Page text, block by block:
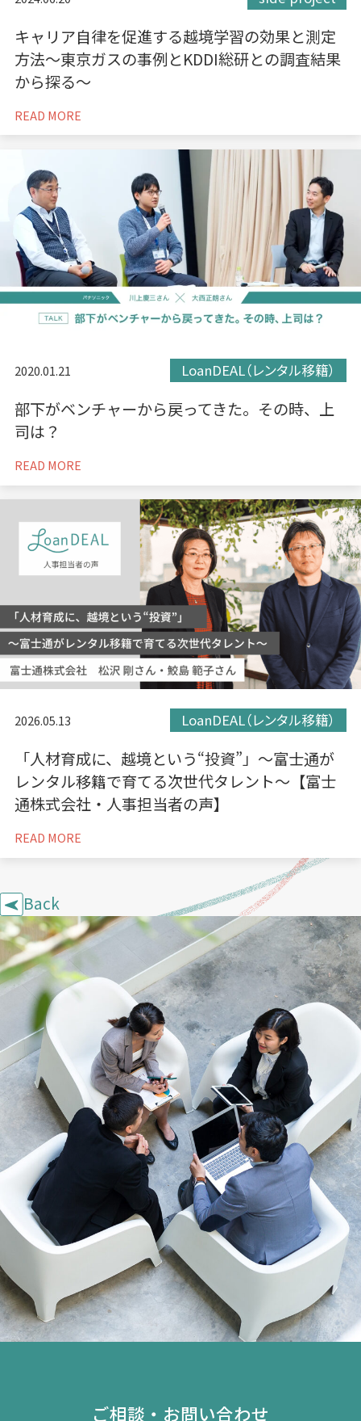
キャリア自律を促進する越境学習の効果と測定
方法～東京ガスの事例とKDDI総研との調査結果
から探る～
READ MORE
2020.01.21 LoanDEAL（レンタル移籍）
部下がベンチャーから戻ってきた。その時、上
司は？
READ MORE
2026.05.13 LoanDEAL（レンタル移籍）
「人材育成に、越境という“投資”」〜富士通が
レンタル移籍で育てる次世代タレント〜【富士
通株式会社・人事担当者の声】
READ MORE
Back
ご相談・お問い合わせ